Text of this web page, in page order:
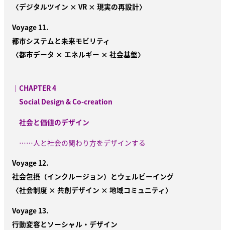
〈デジタルツイン × VR × 現実の再設計〉
Voyage 11.
都市システムと未来モビリティ
〈都市データ × エネルギー × 社会基盤〉
｜CHAPTER 4
Social Design & Co-creation
社会と価値のデザイン
……人と社会の関わり方をデザインする
Voyage 12.
社会包摂（インクルージョン）とウェルビーイング
〈社会制度 × 共創デザイン × 地域コミュニティ〉
Voyage 13.
行動変容とソーシャル・デザイン